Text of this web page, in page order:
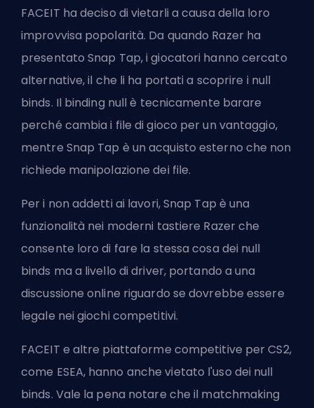
FACEIT ha deciso di vietarli a causa della loro
improvvisa popolarità. Da quando Razer ha
presentato Snap Tap, i giocatori hanno cercato
alternative, il che li ha portati a scoprire i null
binds. Il binding null è tecnicamente barare
perché cambia i file di gioco per un vantaggio,
mentre Snap Tap è un acquisto esterno che non
richiede manipolazione dei file.
Per i non addetti ai lavori, Snap Tap è una
funzionalità nei moderni tastiere Razer che
consente loro di fare la stessa cosa dei null
binds ma a livello di driver, portando a una
discussione online riguardo se dovrebbe essere
legale nei giochi competitivi.
FACEIT e altre piattaforme competitive per CS2,
come ESEA, hanno anche vietato l'uso dei null
binds. Vale la pena notare che il matchmaking